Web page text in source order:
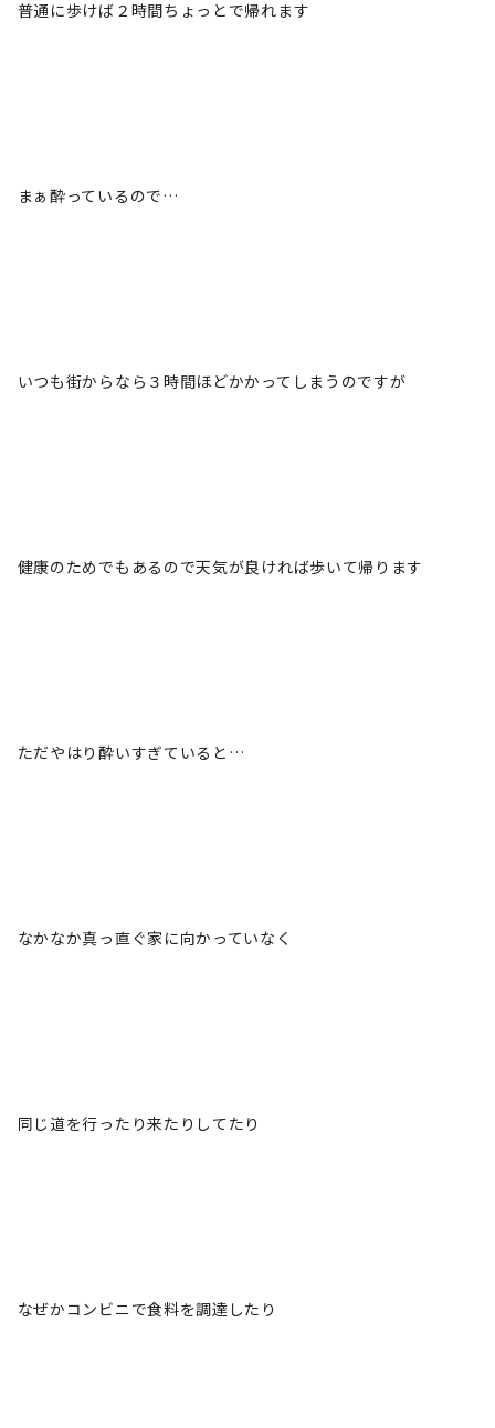
普通に歩けば２時間ちょっとで帰れます
まぁ酔っているので…
いつも街からなら３時間ほどかかってしまうのですが
健康のためでもあるので天気が良ければ歩いて帰ります
ただやはり酔いすぎていると…
なかなか真っ直ぐ家に向かっていなく
同じ道を行ったり来たりしてたり
なぜかコンビニで食料を調達したり